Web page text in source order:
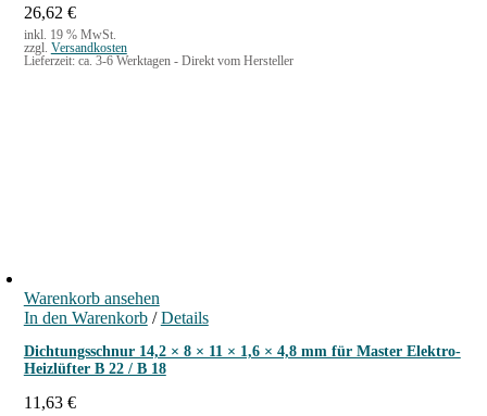
26,62 €
inkl. 19 % MwSt.
zzgl. Versandkosten
Lieferzeit: ca. 3-6 Werktagen - Direkt vom Hersteller
Warenkorb ansehen
In den Warenkorb / Details
Dichtungsschnur 14,2 × 8 × 11 × 1,6 × 4,8 mm für Master Elektro-
Heizlüfter B 22 / B 18
11,63 €